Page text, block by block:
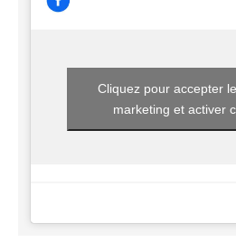
Cliquez pour accepter
marketing et activer